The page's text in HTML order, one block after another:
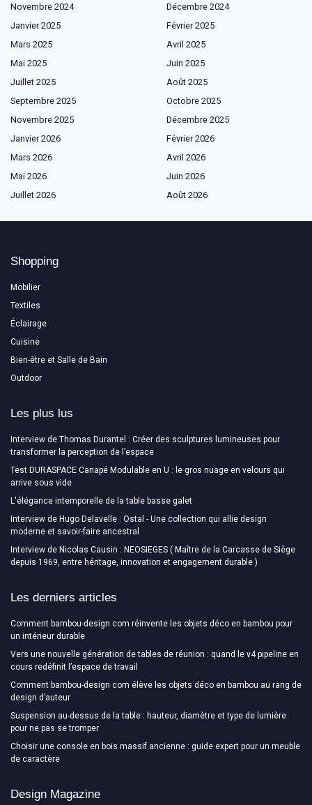
Novembre 2024
Décembre 2024
Janvier 2025
Février 2025
Mars 2025
Avril 2025
Mai 2025
Juin 2025
Juillet 2025
Août 2025
Septembre 2025
Octobre 2025
Novembre 2025
Décembre 2025
Janvier 2026
Février 2026
Mars 2026
Avril 2026
Mai 2026
Juin 2026
Juillet 2026
Août 2026
Shopping
Mobilier
Textiles
Éclairage
Cuisine
Bien-être et Salle de Bain
Outdoor
Les plus lus
Interview de Thomas Durantel : Créer des sculptures lumineuses pour
transformer la perception de l’espace
Test DURASPACE Canapé Modulable en U : le gros nuage en velours qui
arrive sous vide
L'élégance intemporelle de la table basse galet
Interview de Hugo Delavelle : Ostal - Une collection qui allie design
moderne et savoir-faire ancestral
Interview de Nicolas Causin : NEOSIEGES ( Maître de la Carcasse de Siège
depuis 1969, entre héritage, innovation et engagement durable )
Les derniers articles
Comment bambou-design com réinvente les objets déco en bambou pour
un intérieur durable
Vers une nouvelle génération de tables de réunion : quand le v4 pipeline en
cours redéfinit l’espace de travail
Comment bambou-design com élève les objets déco en bambou au rang de
design d’auteur
Suspension au-dessus de la table : hauteur, diamètre et type de lumière
pour ne pas se tromper
Choisir une console en bois massif ancienne : guide expert pour un meuble
de caractère
Design Magazine